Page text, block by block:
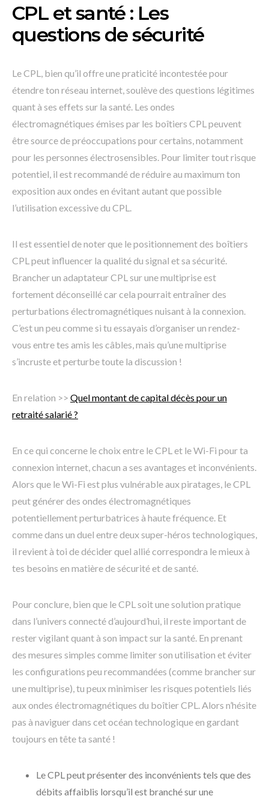
CPL et santé : Les
questions de sécurité
Le CPL, bien qu’il offre une praticité incontestée pour
étendre ton réseau internet, soulève des questions légitimes
quant à ses effets sur la santé. Les ondes
électromagnétiques émises par les boîtiers CPL peuvent
être source de préoccupations pour certains, notamment
pour les personnes électrosensibles. Pour limiter tout risque
potentiel, il est recommandé de réduire au maximum ton
exposition aux ondes en évitant autant que possible
l’utilisation excessive du CPL.
Il est essentiel de noter que le positionnement des boîtiers
CPL peut influencer la qualité du signal et sa sécurité.
Brancher un adaptateur CPL sur une multiprise est
fortement déconseillé car cela pourrait entraîner des
perturbations électromagnétiques nuisant à la connexion.
C’est un peu comme si tu essayais d’organiser un rendez-
vous entre tes amis les câbles, mais qu’une multiprise
s’incruste et perturbe toute la discussion !
En relation >> Quel montant de capital décès pour un
retraité salarié ?
En ce qui concerne le choix entre le CPL et le Wi-Fi pour ta
connexion internet, chacun a ses avantages et inconvénients.
Alors que le Wi-Fi est plus vulnérable aux piratages, le CPL
peut générer des ondes électromagnétiques
potentiellement perturbatrices à haute fréquence. Et
comme dans un duel entre deux super-héros technologiques,
il revient à toi de décider quel allié correspondra le mieux à
tes besoins en matière de sécurité et de santé.
Pour conclure, bien que le CPL soit une solution pratique
dans l’univers connecté d’aujourd’hui, il reste important de
rester vigilant quant à son impact sur la santé. En prenant
des mesures simples comme limiter son utilisation et éviter
les configurations peu recommandées (comme brancher sur
une multiprise), tu peux minimiser les risques potentiels liés
aux ondes électromagnétiques du boîtier CPL. Alors n’hésite
pas à naviguer dans cet océan technologique en gardant
toujours en tête ta santé !
Le CPL peut présenter des inconvénients tels que des
débits affaiblis lorsqu’il est branché sur une